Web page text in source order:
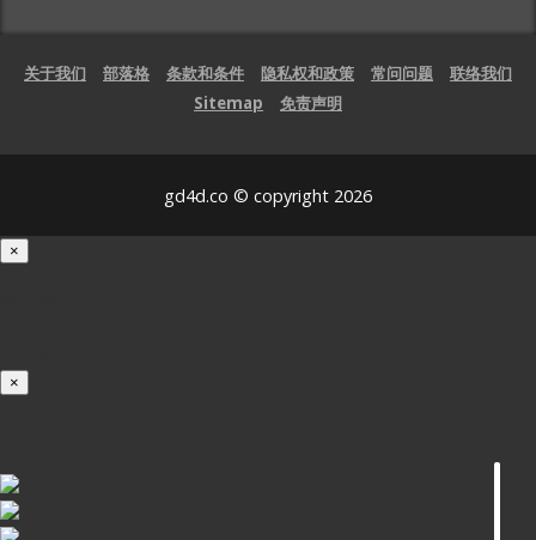
关于我们 部落格 条款和条件 隐私权和政策 常问问题
联络我们
Sitemap
免责声明
gd4d.co © copyright 2026
×
×